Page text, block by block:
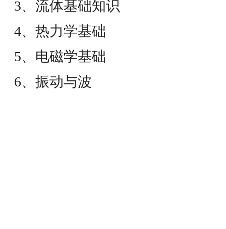
3、流体基础知识
4、热力学基础
5、电磁学基础
6、振动与波